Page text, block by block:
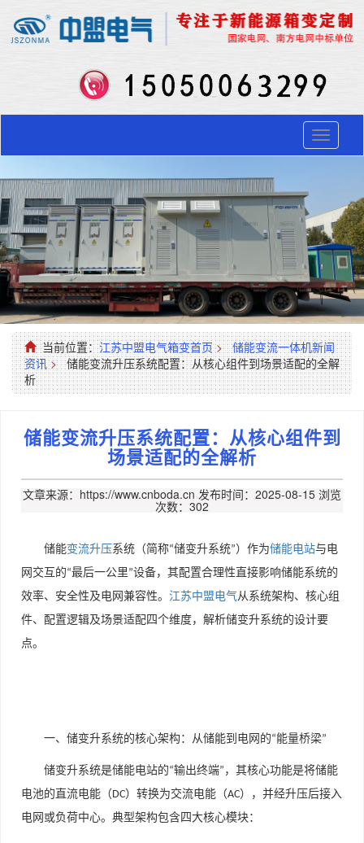
Toggle
当前位置：江苏中盟电气箱变首页 >
储能变流一体机新闻
资讯 > 储能变流升压系统配置：从核心组件到场景适配的全解
析
储能变流升压系统配置：从核心组件到
场景适配的全解析
文章来源：https://www.cnboda.cn 发布时间：2025-08-15 浏览
次数：302
储能变流升压系统（简称“储变升系统”）作为储能电站与电
网交互的“最后一公里”设备，其配置合理性直接影响储能系统的
效率、安全性及电网兼容性。 江苏中盟电气从系统架构、核心组
件、配置逻辑及场景适配四个维度，解析储变升系统的设计要
点。
一、储变升系统的核心架构：从储能到电网的“能量桥梁”
储变升系统是储能电站的“输出终端” ，其核心功能是将储能
电池的直流电能（DC）转换为交流电能（AC），并经升压后接入
电网或负荷中心。典型架构包含四大核心模块：